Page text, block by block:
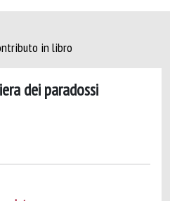
in libro
dei paradossi